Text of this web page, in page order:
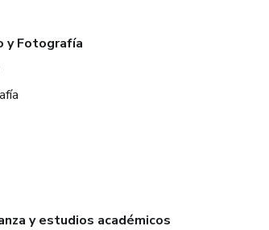
y Fotografía
y estudios académicos